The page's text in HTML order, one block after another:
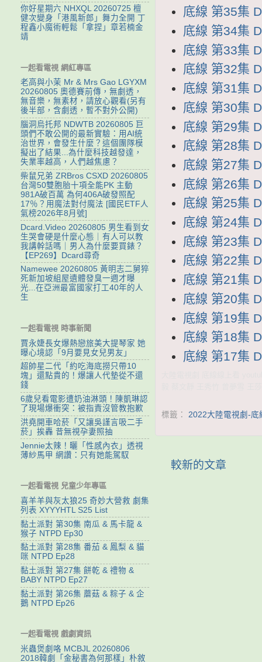
底線 第35集
底線 第34集
底線 第33集
底線 第32集
底線 第31集
底線 第30集
底線 第29集
底線 第28集
底線 第27集
底線 第26集
底線 第25集
底線 第24集
底線 第23集
底線 第22集
底線 第21集
底線 第20集
底線 第19集
底線 第18集
底線 第17集
標籤： 2022大陸電視劇-底
較新的文章
你好星期六 NHXQL 20260725 檀
健次變身「港風新郎」舞力全開 丁
程鑫小魔術輕鬆「拿捏」章若楠金
靖
一起看電視 網紅專區
老高與小茉 Mr & Mrs Gao LGYXM
20260805 奧德賽前傳，無劇透，
無音樂，無素材，請放心觀看(另有
後半部，含劇透，暫不對外公開)
腦洞烏托邦 NDWTB 20260805 巨
頭們不敢公開的最新實驗：用AI統
治世界，會發生什麼？這個團隊模
擬出了結果...為什麼科技越發達，
失業率越高，人們越焦慮？
柴鼠兄弟 ZRBros CSXD 20260805
台灣50雙胞胎十項全能PK 主動
981A破百萬 為何406A破發照配
17％？用魔法對付魔法 [國民ETF人
氣榜2026年8月號]
Dcard.Video 20260805 男生看到女
生哭會硬是什麼心態｜有人可以教
我講幹話嗎｜男人為什麼要買錶？
【EP269】Dcard尋奇
Namewee 20260805 黃明志二舅猝
死新加坡組屋遺體發臭一週才曝
光...在亞洲最富國家打工40年的人
生
一起看電視 時事新聞
賈永婕長女爆熱戀旅美大提琴家 她
曝心境認「9月要見女兒男友」
超帥星二代「約吃海底撈只帶10
塊」還點貴的！爆讓人代墊從不還
錢
6歲兒看電影遭奶油淋頭！陳凱琳認
了現場爆衝突：被指責沒管教抱歉
洪堯開車哈菸「又讓吳謹言吸二手
菸」挨轟 昔無視孕妻照抽
Jennie太辣！曬「性感內衣」透視
薄紗馬甲 網讚：只有她能駕馭
一起看電視 兒童少年專區
喜羊羊與灰太狼25 奇妙大營救 劇集
列表 XYYYHTL S25 List
黏土派對 第30集 南瓜 & 馬卡龍 &
猴子 NTPD Ep30
黏土派對 第28集 番茄 & 鳳梨 & 貓
咪 NTPD Ep28
黏土派對 第27集 餅乾 & 禮物 &
BABY NTPD Ep27
黏土派對 第26集 蘑菇 & 粽子 & 企
鵝 NTPD Ep26
一起看電視 戲劇資訊
米蟲煲劇咯 MCBJL 20260806
2018韓劇「金秘書為何那樣」朴敘